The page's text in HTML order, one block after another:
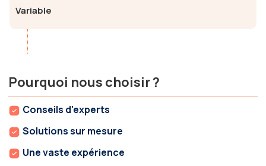
Variable
Pourquoi nous choisir ?
Conseils d'experts
Solutions sur mesure
Une vaste expérience